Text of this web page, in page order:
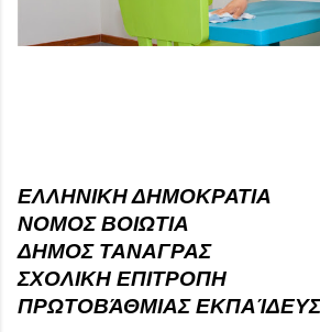
ΕΛΛΗΝΙΚΗ ΔΗΜΟΚΡΑΤΙΑ
ΝΟΜΟΣ ΒΟΙΩΤΙΑ
ΔΗΜΟΣ ΤΑΝΑΓΡΑΣ
ΣΧΟΛΙΚΗ ΕΠΙΤΡΟΠΗ
ΠΡΩΤΟΒΆΘΜΙΑΣ